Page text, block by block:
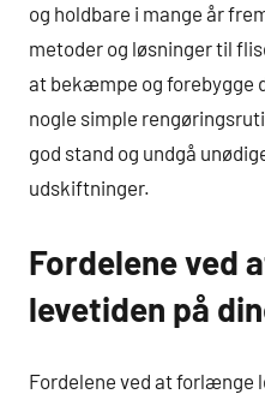
og holdbare i mange år
metoder og løsninger til
at bekæmpe og forebygge
nogle simple
god stand og undgå
udskiftninger.
Fordelene ved
levetiden på
Fordelene ved at forlænge